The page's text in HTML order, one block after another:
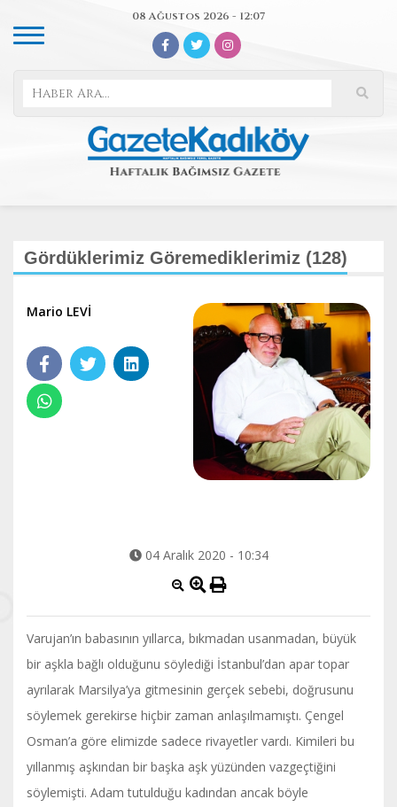
08 Ağustos 2026 - 12:07
Gördüklerimiz Göremediklerimiz (128)
Mario LEVİ
04 Aralık 2020 - 10:34
Varujan’ın babasının yıllarca, bıkmadan usanmadan, büyük
bir aşkla bağlı olduğunu söylediği İstanbul’dan apar topar
ayrılarak Marsilya’ya gitmesinin gerçek sebebi, doğrusunu
söylemek gerekirse hiçbir zaman anlaşılmamıştı. Çengel
Osman’a göre elimizde sadece rivayetler vardı. Kimileri bu
yıllanmış aşkından bir başka aşk yüzünden vazgeçtiğini
söylemişti. Adam tutulduğu kadından ancak böyle